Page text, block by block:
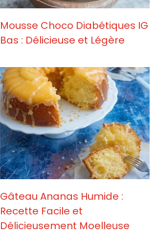
Mousse Choco Diabétiques IG
Bas : Délicieuse et Légère
Gâteau Ananas Humide :
Recette Facile et
Délicieusement Moelleuse